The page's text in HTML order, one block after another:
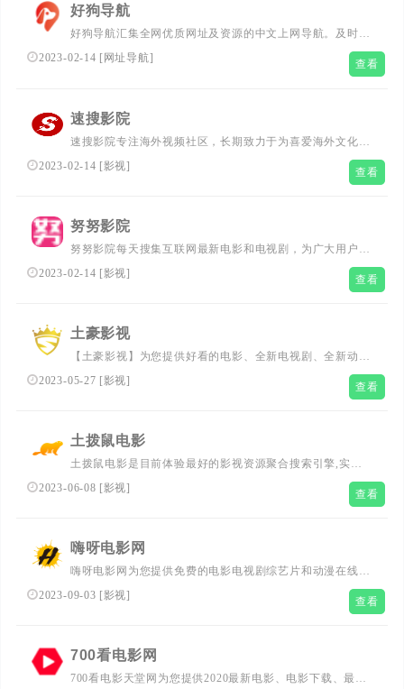
好狗导航
好狗导航汇集全网优质网址及资源的中文上网导航。及时收
录影视、音乐、小说、游戏等分类的网址和内容，让您的网
2023-02-14 [ 网址导航] 查看
速搜影院
速搜影院专注海外视频社区，长期致力于为喜爱海外文化的
用户提供美日韩泰剧集观看，资讯阅读、短视频观看和社区
讨论的平台，通过字幕文化打通国内外“语言屏障” ，让国
app全部搞定
2023-02-14 [影视] 查看
努努影院
努努影院每天搜集互联网最新电影和电视剧，为广大用户免
费提供无广告在线观看电影和电视剧服务，及时收录最新、
2023-02-14 [影视] 查看
土豪影视
【土豪影视】为您提供好看的电影、全新电视剧、全新动
漫、全新综艺节目排行榜，免费在线观看lunli电影、动作
片、 喜剧片、爱情片、搞笑片等全新电影，更多电影高清
2023-05-27 [影视] 查看
土拨鼠电影
土拨鼠电影是目前体验最好的影视资源聚合搜索引擎,实时
聚合全网优质影视资源,帮你瞬间找到电影、电视剧、动
2023-06-08 [影视] 查看
嗨呀电影网
嗨呀电影网为您提供免费的电影电视剧综艺片和动漫在线观
看。
2023-09-03 [影视] 查看
700看电影网
700看电影天堂网为您提供2020最新电影、电影下载、最新